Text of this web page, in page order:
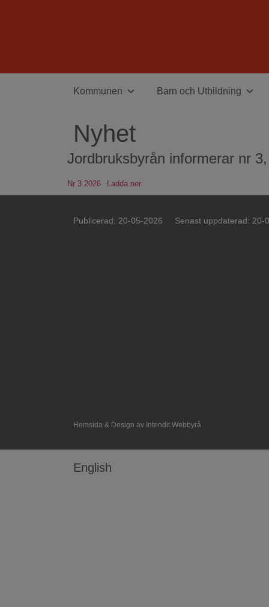
Kommunen Barn och Utbildning
Nyhet
Jordbruksbyrån informerar nr
Nr 3 2026 Ladda ner
Publicerad: 20-05-2026 Senast uppdaterad: 20-
Hemsida & Design av Intendit Webbyrå
English